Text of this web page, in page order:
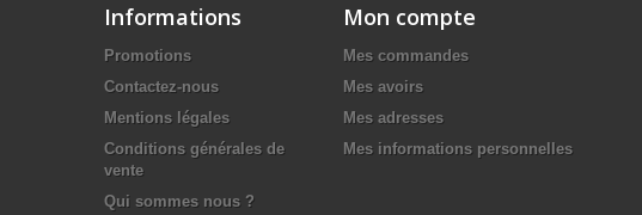
Informations
Promotions
Contactez-nous
Mentions légales
Conditions générales de
vente
Qui sommes nous ?
Mon compte
Mes commandes
Mes avoirs
Mes adresses
Mes informations personnelles